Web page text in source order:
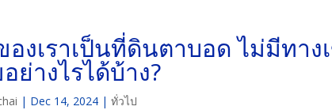
งเราเป็นที่ดินตาบอด ไม่มีทาง
ย่างไรได้บ้าง?
| Dec 14, 2024 | ทั่วไป